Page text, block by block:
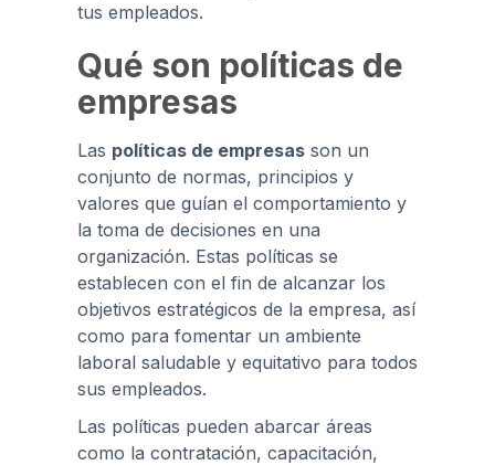
tus empleados.
Qué son políticas de
empresas
Las políticas de empresas son un
conjunto de normas, principios y
valores que guían el comportamiento y
la toma de decisiones en una
organización. Estas políticas se
establecen con el fin de alcanzar los
objetivos estratégicos de la empresa, así
como para fomentar un ambiente
laboral saludable y equitativo para todos
sus empleados.
Las políticas pueden abarcar áreas
como la contratación, capacitación,